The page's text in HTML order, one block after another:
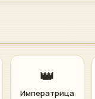
👑
Императрица